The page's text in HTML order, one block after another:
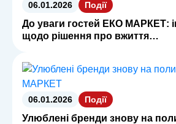
06.01.2026 Події
До уваги гостей ЕКО МАРКЕТ:
щодо рішення про вжиття
Держпродспоживслужби
06.01.2026 Події
Улюблені бренди знову на